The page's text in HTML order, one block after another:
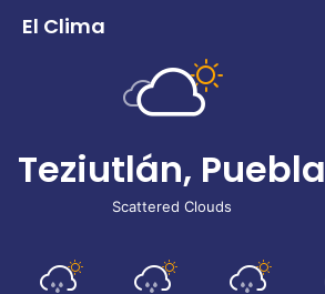
El Clima
Teziutlán, Puebla
Scattered Clouds